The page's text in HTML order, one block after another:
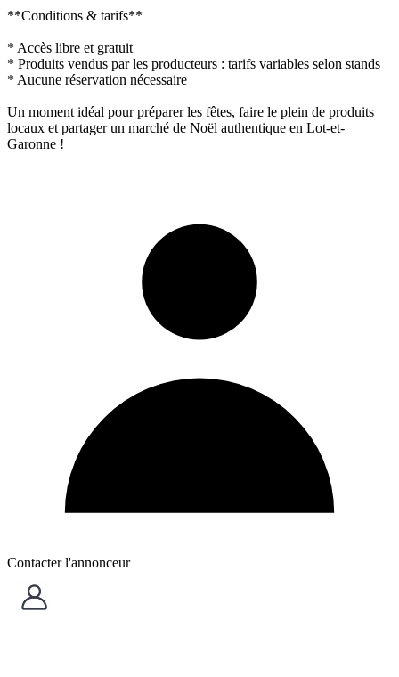
**Conditions & tarifs**
* Accès libre et gratuit
* Produits vendus par les producteurs : tarifs variables selon stands
* Aucune réservation nécessaire
Un moment idéal pour préparer les fêtes, faire le plein de produits
locaux et partager un marché de Noël authentique en Lot-et-
Garonne !
Contacter l'annonceur